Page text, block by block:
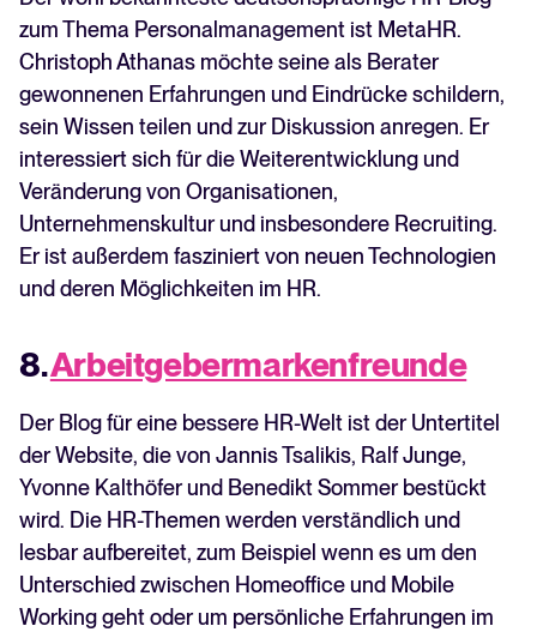
zum Thema Personalmanagement ist MetaHR.
Christoph Athanas möchte seine als Berater
gewonnenen Erfahrungen und Eindrücke schildern,
sein Wissen teilen und zur Diskussion anregen. Er
interessiert sich für die Weiterentwicklung und
Veränderung von Organisationen,
Unternehmenskultur und insbesondere Recruiting.
Er ist außerdem fasziniert von neuen Technologien
und deren Möglichkeiten im HR.
8.Arbeitgebermarkenfreunde
Der Blog für eine bessere HR-Welt ist der Untertitel
der Website, die von Jannis Tsalikis, Ralf Junge,
Yvonne Kalthöfer und Benedikt Sommer bestückt
wird. Die HR-Themen werden verständlich und
lesbar aufbereitet, zum Beispiel wenn es um den
Unterschied zwischen Homeoffice und Mobile
Working geht oder um persönliche Erfahrungen im